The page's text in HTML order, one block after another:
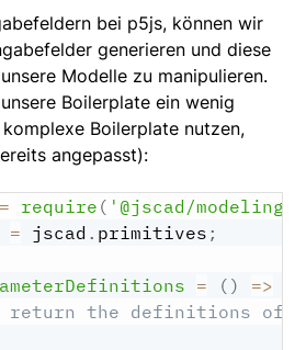
bei p5js, können wir
generieren und diese
Modelle zu manipulieren.
Boilerplate ein wenig
Boilerplate nutzen,
angepasst):
= require ( '@jscad/modeling'
= jscad . primitives ;
= ( ) =>
return the definitions of